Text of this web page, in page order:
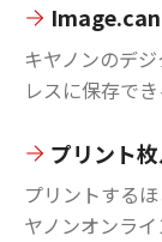
キヤノンのデ
レスに保存で
プリント
プリントする
ヤノンオンラ